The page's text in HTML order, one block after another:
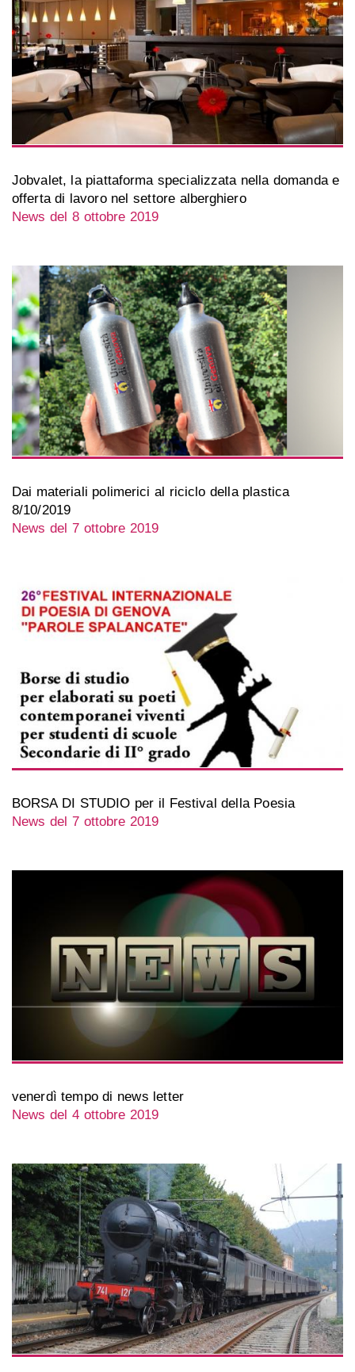
Jobvalet, la piattaforma specializzata nella domanda e
offerta di lavoro nel settore alberghiero
News del 8 ottobre 2019
Dai materiali polimerici al riciclo della plastica
8/10/2019
News del 7 ottobre 2019
BORSA DI STUDIO per il Festival della Poesia
News del 7 ottobre 2019
venerdì tempo di news letter
News del 4 ottobre 2019